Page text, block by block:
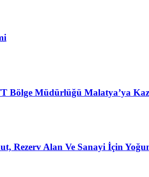
Bölge Müdürlüğü Malatya’ya
Rezerv Alan Ve Sanayi İçin